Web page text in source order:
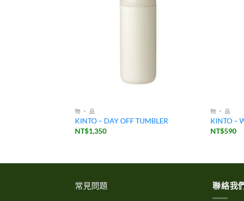
物 ・ 品
KINTO – DAY OFF TUMBLER
NT$1,350
物 ・ 品
KINTO –
NT$590
常見問題 聯絡我